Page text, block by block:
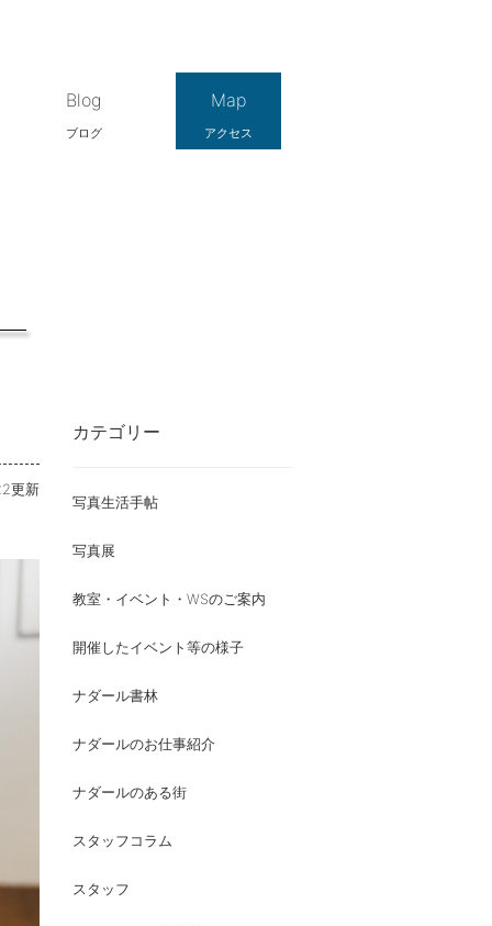
Blog
ブログ
Map
アクセス
カテゴリー
写真生活手帖
写真展
教室・イベント・WSのご案内
開催したイベント等の様子
ナダール書林
ナダールのお仕事紹介
ナダールのある街
スタッフコラム
スタッフ
更新